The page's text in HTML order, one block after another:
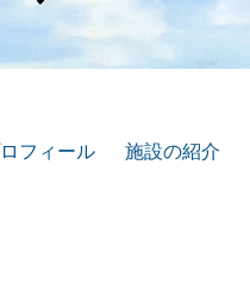
フィール 施設の紹介